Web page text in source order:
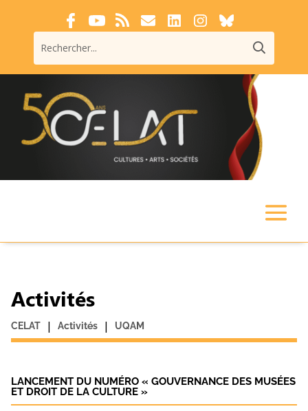
Activités
CELAT | Activités | UQAM
LANCEMENT DU NUMÉRO « GOUVERNANCE DES MUSÉES
ET DROIT DE LA CULTURE »